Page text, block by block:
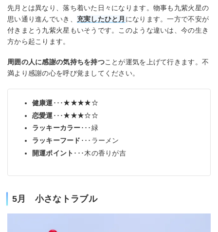
先月とは異なり、落ち着いた日々になります。物事も九紫火星の
思い通り進んでいき、 充実したひと月 になります。一方で不安が
付きまとう九紫火星もいそうです。このような違いは、今の生き
方から起こります。
周囲の人に感謝の気持ちを持つことが運気を上げて行きます。不
満より感謝の心を呼び覚ましてください。
健康運･･･★★★★☆
恋愛運･･･★★★☆☆
ラッキーカラー･･･緑
ラッキーフード ･･･ラーメン
開運ポイント ･･･木の香りが吉
5月 小さなトラブル